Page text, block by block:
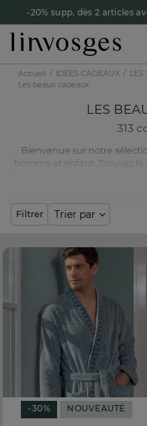
-20% supp. dès 2 articles
Accueil IDÉES CADEAUX
LES
Les beaux cadeaux
LES
313
Bienvenue sur notre
homme et enfant. Trouvez le
ou encore du linge de bain
Filtrer
Trier par
-30% NOUVEAUTÉ